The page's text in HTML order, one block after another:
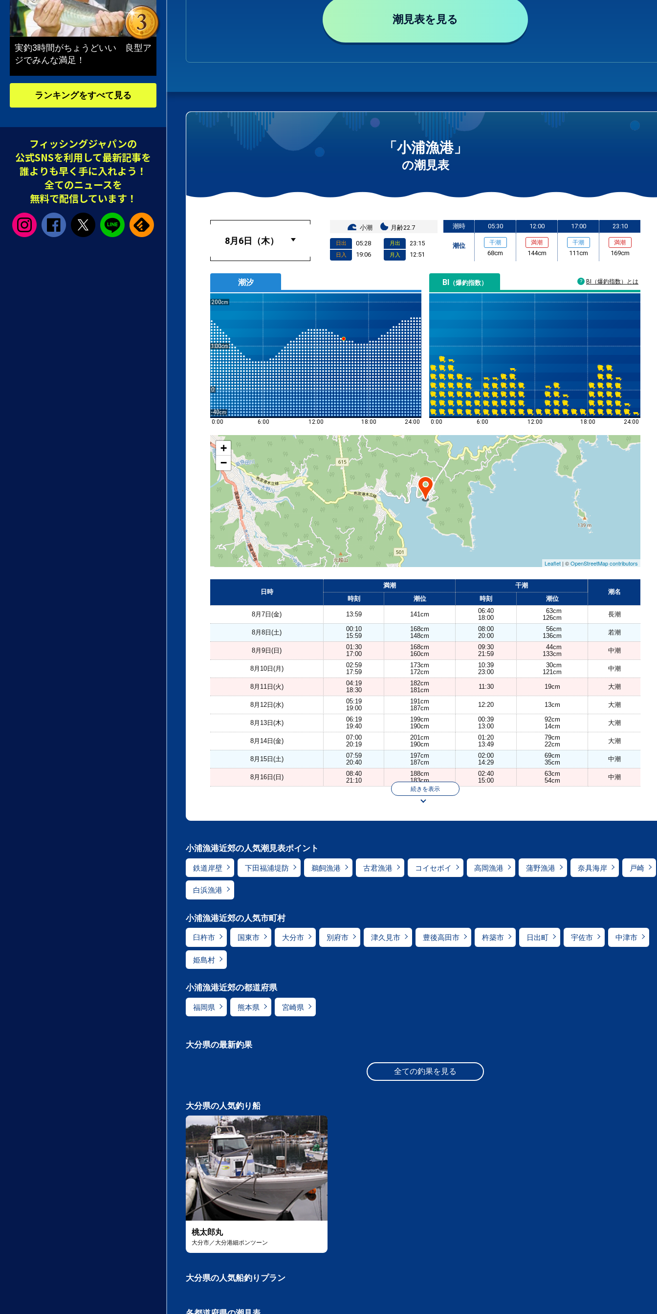
潮見表を見る
「小浦漁港」
の潮見表
小潮 月齢22.7
日出 05:28
日入 19:06
月出 23:15
月入 12:51
潮時
潮位
05:30
干潮
68cm
12:00
満潮
144cm
17:00
干潮
111cm
23:10
満潮
169cm
潮汐
200
100
0
-40
0:00
6:00 12:00 18:00 24:00
BI （爆釣指数）
0:00 6:00 12:00 18:00 24:00
BI（爆釣指数）とは
+
−
Leaflet | ©OpenStreetMap contributors
日時
満潮
干潮
潮名
時刻
潮位 時刻 潮位
8月7日(金) 13:59 141cm
06:40
18:00
63cm
126cm
長潮
8月8日(土)
00:10
15:59
168cm
148cm
08:00
20:00
56cm
136cm
若潮
8月9日(日)
01:30
17:00
168cm
160cm
09:30
21:59
44cm
133cm
中潮
8月10日(月)
02:59
17:59
173cm
172cm
10:39
23:00
30cm
121cm
中潮
8月11日(火)
04:19
18:30
182cm
181cm
11:30 19cm 大潮
8月12日(水)
05:19
19:00
191cm
187cm
12:20 13cm 大潮
8月13日(木)
06:19
19:40
199cm
190cm
00:39
13:00
92cm
14cm
大潮
8月14日(金)
07:00
20:19
201cm
190cm
01:20
13:49
79cm
22cm
大潮
8月15日(土)
07:59
20:40
197cm
187cm
02:00
14:29
69cm
35cm
中潮
8月16日(日)
08:40
21:10
188cm
183cm
02:40
15:00
63cm
54cm
中潮
続きを表示
小浦漁港近郊の人気潮見表ポイント
鉄道岸壁 下田福浦堤防 鵜飼漁港 古君漁港 コイセボイ 高岡漁港 蒲野漁港 奈具海岸 戸崎
白浜漁港
小浦漁港近郊の人気市町村
臼杵市 国東市 大分市 別府市 津久見市 豊後高田市 杵築市 日出町 宇佐市 中津市
姫島村
小浦漁港近郊の都道府県
福岡県 熊本県 宮崎県
大分県の最新釣果
全ての釣果を見る
大分県の人気釣り船
桃太郎丸
大分市／大分港細ポンツーン
大分県の人気船釣りプラン
実釣3時間がちょうどいい 良型ア
ジでみんな満足！
ランキングをすべて見る
フィッシングジャパンの
公式SNSを利用して最新記事を
誰よりも早く手に入れよう！
全てのニュースを
無料で配信しています！